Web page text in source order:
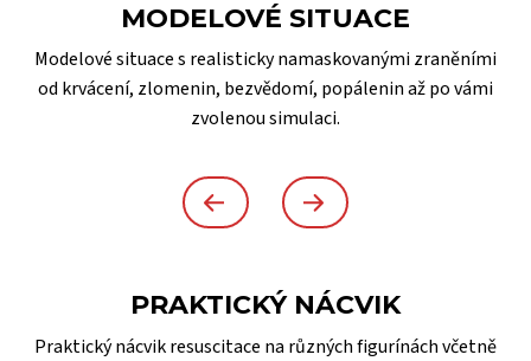
MODELOVÉ SITUACE
Modelové situace s realisticky namaskovanými zraněními
od krvácení, zlomenin, bezvědomí, popálenin až po vámi
zvolenou simulaci.
PRAKTICKÝ NÁCVIK
Praktický nácvik resuscitace na různých figurínách včetně